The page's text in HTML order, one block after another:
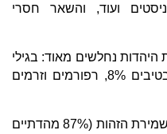
ועוד, והשאר חסרי
היהדות נחלשים מאוד: בגילי
18-29 הדתיים הם 17%, הקוסרבטיבים 8%, רפורמים וזרמים
הסיבה היא לא רק הבדל בחינוך לשמירת הזהות (87% מהדתיים